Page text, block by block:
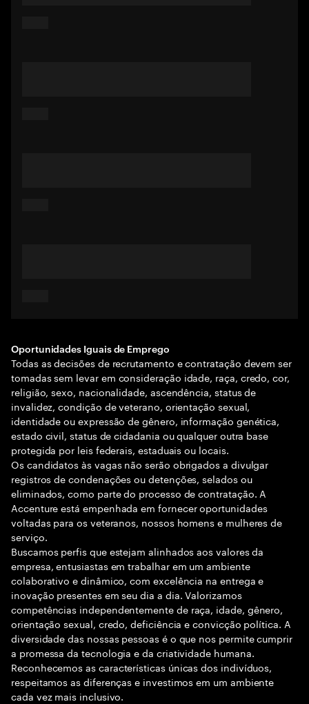
Oportunidades Iguais de Emprego
Todas as decisões de recrutamento e contratação devem ser
tomadas sem levar em consideração idade, raça, credo, cor,
religião, sexo, nacionalidade, ascendência, status de
invalidez, condição de veterano, orientação sexual,
identidade ou expressão de gênero, informação genética,
estado civil, status de cidadania ou qualquer outra base
protegida por leis federais, estaduais ou locais.
Os candidatos às vagas não serão obrigados a divulgar
registros de condenações ou detenções, selados ou
eliminados, como parte do processo de contratação. A
Accenture está empenhada em fornecer oportunidades
voltadas para os veteranos, nossos homens e mulheres de
serviço.
Buscamos perfis que estejam alinhados aos valores da
empresa, entusiastas em trabalhar em um ambiente
colaborativo e dinâmico, com excelência na entrega e
inovação presentes em seu dia a dia. Valorizamos
competências independentemente de raça, idade, gênero,
orientação sexual, credo, deficiência e convicção política. A
diversidade das nossas pessoas é o que nos permite cumprir
a promessa da tecnologia e da criatividade humana.
Reconhecemos as características únicas dos indivíduos,
respeitamos as diferenças e investimos em um ambiente
cada vez mais inclusivo.